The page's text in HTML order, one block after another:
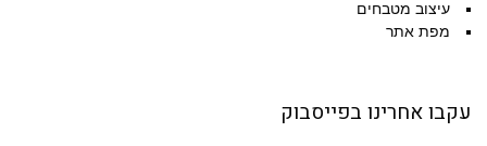
עיצוב מטבחים
מפת אתר
עקבו אחרינו בפייסבוק